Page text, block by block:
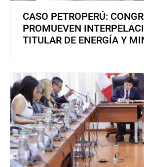
CASO PETROPERÚ:
PROMUEVEN
TITULAR DE ENERGÍA Y